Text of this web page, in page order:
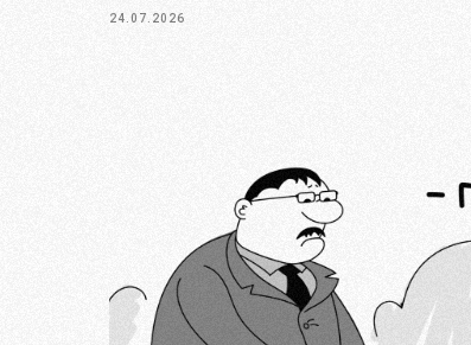
24.07.2026